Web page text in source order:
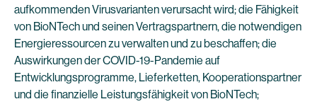
aufkommenden Virusvarianten verursacht wird; die Fähigkeit
von BioNTech und seinen Vertragspartnern, die notwendigen
Energieressourcen zu verwalten und zu beschaffen; die
Auswirkungen der COVID-19-Pandemie auf
Entwicklungsprogramme, Lieferketten, Kooperationspartner
und die finanzielle Leistungsfähigkeit von BioNTech;